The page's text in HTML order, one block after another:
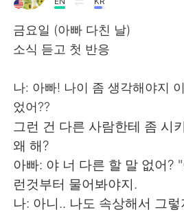
AI Grammar Checker
繁體中文
English
Español
Français Deutsch
금요일 (아빠 다친 날)
소식 듣고 첫 반응
나: 아빠! 나이 좀 생각해야지
었어??
그런 건 다른 사람한테 좀 시
왜 해?
아빠: 야 너 다른 할 말 없어?
런것부터 물어봐야지.
나: 아니.. 나도 속상해서 그렇